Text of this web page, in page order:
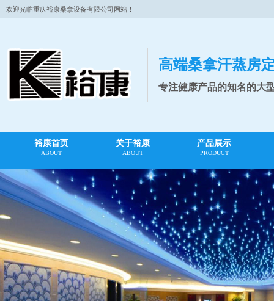
欢迎光临重庆裕康桑拿设备有限公司网站！
高端桑拿汗蒸房
专注健康产品的知名的大
裕康首页
ABOUT
关于裕康
ABOUT
产品展示
PRODUCT